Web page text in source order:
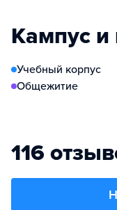
Кампус и
Учебный корпус
Общежитие
116